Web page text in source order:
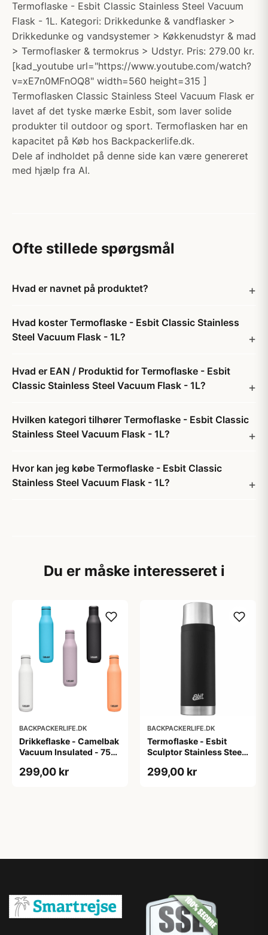
Termoflaske - Esbit Classic Stainless Steel Vacuum
Flask - 1L. Kategori: Drikkedunke & vandflasker >
Drikkedunke og vandsystemer > Køkkenudstyr & mad
> Termoflasker & termokrus > Udstyr. Pris: 279.00 kr.
[kad_youtube url="https://www.youtube.com/watch?
v=xE7n0MFnOQ8" width=560 height=315 ]
Termoflasken Classic Stainless Steel Vacuum Flask er
lavet af det tyske mærke Esbit, som laver solide
produkter til outdoor og sport. Termoflasken har en
kapacitet på Køb hos Backpackerlife.dk.
Dele af indholdet på denne side kan være genereret
med hjælp fra AI.
Ofte stillede spørgsmål
Hvad er navnet på produktet?
Hvad koster Termoflaske - Esbit Classic Stainless
Steel Vacuum Flask - 1L?
Hvad er EAN / Produktid for Termoflaske - Esbit
Classic Stainless Steel Vacuum Flask - 1L?
Hvilken kategori tilhører Termoflaske - Esbit Classic
Stainless Steel Vacuum Flask - 1L?
Hvor kan jeg købe Termoflaske - Esbit Classic
Stainless Steel Vacuum Flask - 1L?
Du er måske interesseret i
BACKPACKERLIFE.DK
Drikkeflaske - Camelbak
Vacuum Insulated - 750
299,00 kr
BACKPACKERLIFE.DK
Termoflaske - Esbit
Sculptor Stainless Steel
299,00 kr